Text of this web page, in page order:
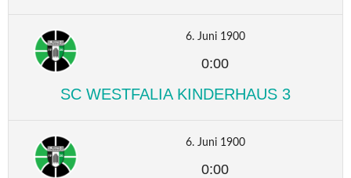
6. Juni 1900
0:00
SC WESTFALIA KINDERHAUS 3
6. Juni 1900
0:00